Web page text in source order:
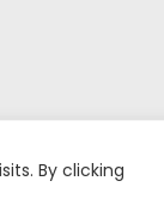
By clicking